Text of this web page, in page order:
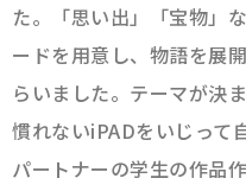
た。「思い出」「宝物」
ードを用意し、物語を展
らいました。テーマが決
慣れないiPADをいじって
パートナーの学生の作品